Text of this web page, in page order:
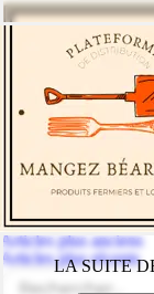
LA SUITE
Navigation
des
Articles plus anciens
Articles plus récents
Rechercher :